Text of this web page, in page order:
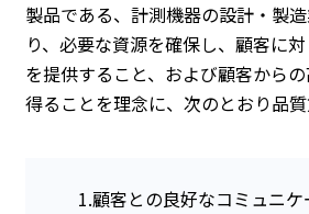
製品である、計測機器の設計・製
り、必要な資源を確保し、顧客に
を提供すること、および顧客から
得ることを理念に、次のとおり品質
1.顧客との良好なコミュニ